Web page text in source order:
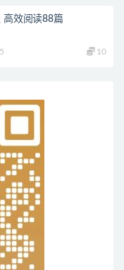
高效阅读88篇
10